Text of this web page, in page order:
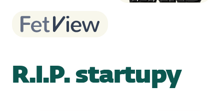
FetView
R.I.P. startupy